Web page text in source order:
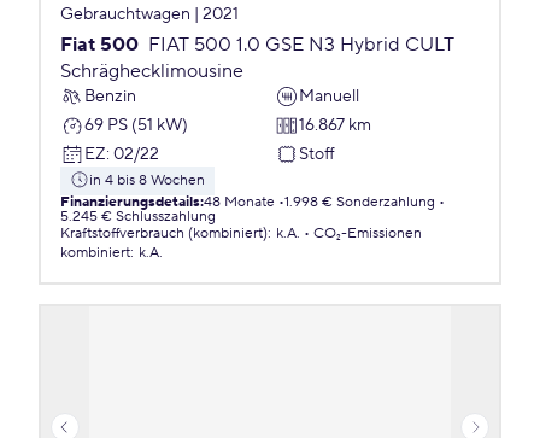
Gebrauchtwagen | 2021
Fiat 500 FIAT 500 1.0 GSE N3 Hybrid CULT
Schräghecklimousine
Benzin
Manuell
69 PS (51 kW)
16.867 km
EZ: 02/22 Stoff
in 4 bis 8 Wochen
Finanzierungsdetails:48 Monate 1.998 € Sonderzahlung
5.245 € Schlusszahlung
Kraftstoffverbrauch (kombiniert): k.A.
CO₂-Emissionen
kombiniert: k.A.